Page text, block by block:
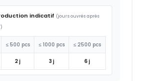
indicatif (jours ouvrés après
≤ 500 pcs ≤ 1000 pcs ≤ 2500 pcs
2 j 3 j 6 j